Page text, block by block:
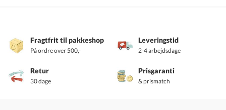
SPECIFIKATIONER
Alder
Alle aldre
Fragtfrit til pakkeshop
På ordre over 500,-
Leveringstid
2-4 arbejdsdage
Retur
30 dage
Prisgaranti
& prismatch